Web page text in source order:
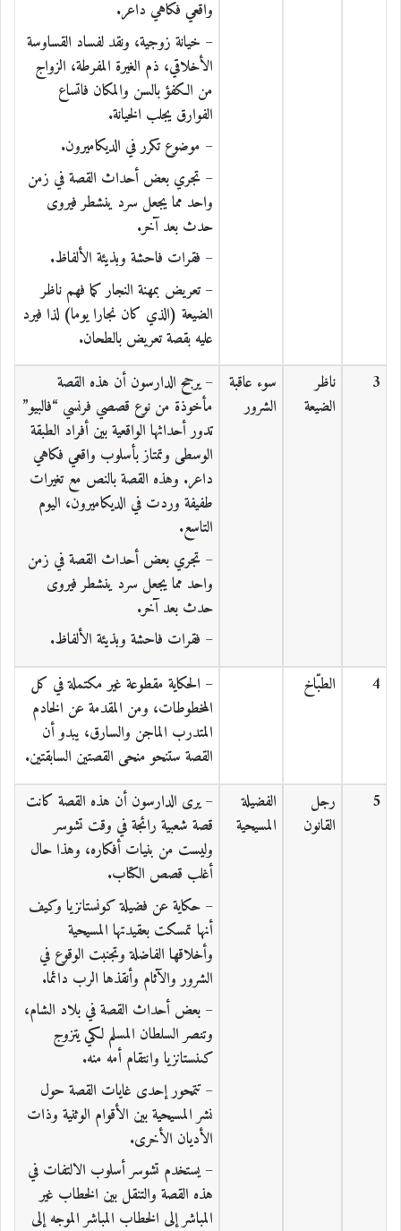
واقعي فكاهي داعر.
– خيانة زوجية، ونقد لفساد القساوسة
الأخلاقي، ذم الغيرة المفرطة، الزواج
من الكفؤ بالسن والمكان فاتساع
الفوارق يجلب الخيانة.
– موضوع تكرر في الديكاميرون.
– تجري بعض أحداث القصة في زمن
واحد مما يجعل سرد ينشطر فيروى
حدث بعد آخر.
– فقرات فاحشة وبذيئة الألفاظ.
– تعريض بمهنة النجار كما فهم ناظر
الضيعة (الذي كان نجارا يوما) لذا فيرد
عليه بقصة تعريض بالطحان.
3
ناظر
الضيعة
سوء عاقبة
الشرور
– يرجح الدارسون أن هذه القصة
مأخوذة من نوع قصصي فرنسي “فالبيو”
تدور أحداثها الواقعية بين أفراد الطبقة
الوسطى وتمتاز بأسلوب واقعي فكاهي
داعر. وهذه القصة بالنص مع تغيرات
طفيفة وردت في الديكاميرون، اليوم
التاسع.
– تجري بعض أحداث القصة في زمن
واحد مما يجعل سرد ينشطر فيروى
حدث بعد آخر.
– فقرات فاحشة وبذيئة الألفاظ.
4
الطبّاخ
– الحكاية مقطوعة غير مكتملة في كل
المخطوطات، ومن المقدمة عن الخادم
المتدرب الماجن والسارق، يبدو أن
القصة ستنحو منحى القصتين السابقتين.
5
رجل
القانون
الفضيلة
المسيحية
– يرى الدارسون أن هذه القصة كانت
قصة شعبية رائجة في وقت تشوسر
وليست من بنيات أفكاره، وهذا حال
أغلب قصص الكتاب.
– حكاية عن فضيلة كونستانزيا وكيف
أنها تمسكت بعقيدتها المسيحية
وأخلاقها الفاضلة وتجنبت الوقوع في
الشرور والآثام وأنقذها الرب دائما.
– بعض أحداث القصة في بلاد الشام،
وتنصر السلطان المسلم لكي يتزوج
كىنستانزيا وانتقام أمه منه.
– تتمحور إحدى غايات القصة حول
نشر المسيحية بين الأقوام الوثنية وذات
الأديان الأخرى.
– يستخدم تشوسر أسلوب الالتفات في
هذه القصة والتنقل بين الخطاب غير
المباشر إلى الخطاب المباشر الموجه إلى